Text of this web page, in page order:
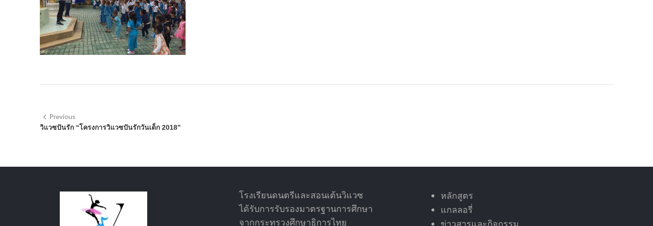
Previous
วิแวซปันรัก “โครงการวิแวซปันรักวันเด็ก 2018”
โรงเรียนดนตรีและสอนเต้นวิแวซ
ได้รับการรับรองมาตรฐานการศึกษา
จากกระทรวงศึกษาธิการไทย
หลักสูตร
แกลลอรี่
ข่าวสารและกิจกรรม